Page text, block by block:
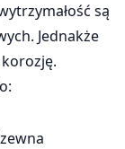
są
Jednakże